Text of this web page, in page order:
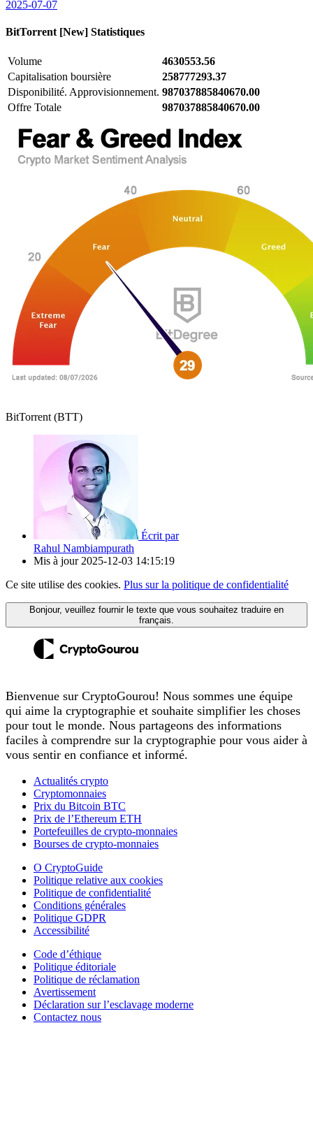
2025-07-07
BitTorrent [New] Statistiques
Volume
4630553.56
Capitalisation boursière
258777293.37
Disponibilité. Approvisionnement. 987037885840670.00
Offre Totale
987037885840670.00
BitTorrent (BTT)
Écrit par
Rahul Nambiampurath
Mis à jour 2025-12-03 14:15:19
Ce site utilise des cookies. Plus sur la politique de confidentialité
Bonjour, veuillez fournir le texte que vous souhaitez traduire en
français.
Bienvenue sur CryptoGourou! Nous sommes une équipe
qui aime la cryptographie et souhaite simplifier les choses
pour tout le monde. Nous partageons des informations
faciles à comprendre sur la cryptographie pour vous aider à
vous sentir en confiance et informé.
Actualités crypto
Cryptomonnaies
Prix du Bitcoin BTC
Prix de l’Ethereum ETH
Portefeuilles de crypto-monnaies
Bourses de crypto-monnaies
O CryptoGuide
Politique relative aux cookies
Politique de confidentialité
Conditions générales
Politique GDPR
Accessibilité
Code d’éthique
Politique éditoriale
Politique de réclamation
Avertissement
Déclaration sur l’esclavage moderne
Contactez nous